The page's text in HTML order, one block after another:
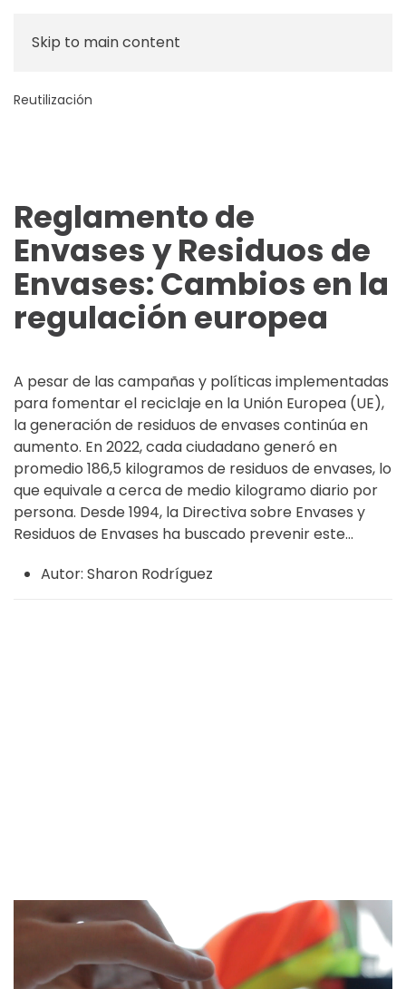
Skip to main content
Reutilización
Reglamento de
Envases y Residuos de
Envases: Cambios en la
regulación europea
A pesar de las campañas y políticas implementadas
para fomentar el reciclaje en la Unión Europea (UE),
la generación de residuos de envases continúa en
aumento. En 2022, cada ciudadano generó en
promedio 186,5 kilogramos de residuos de envases, lo
que equivale a cerca de medio kilogramo diario por
persona. Desde 1994, la Directiva sobre Envases y
Residuos de Envases ha buscado prevenir este...
Autor: Sharon Rodríguez